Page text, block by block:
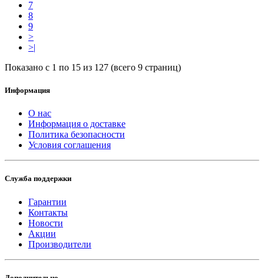
7
8
9
>
>|
Показано с 1 по 15 из 127 (всего 9 страниц)
Информация
О нас
Информация о доставке
Политика безопасности
Условия соглашения
Служба поддержки
Гарантии
Контакты
Новости
Акции
Производители